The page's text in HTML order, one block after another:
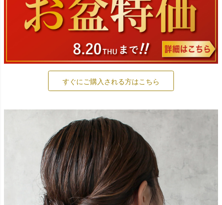
すぐにご購入される方はこちら